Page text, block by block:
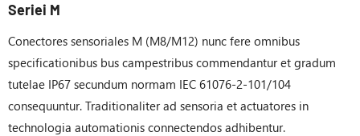
Seriei M
Conectores sensoriales M (M8/M12) nunc fere omnibus
specificationibus bus campestribus commendantur et gradum
tutelae IP67 secundum normam IEC 61076-2-101/104
consequuntur. Traditionaliter ad sensoria et actuatores in
technologia automationis connectendos adhibentur.